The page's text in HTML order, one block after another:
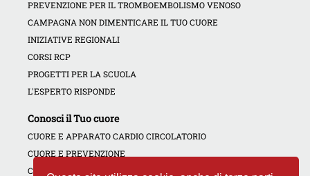
PREVENZIONE PER IL TROMBOEMBOLISMO VENOSO
CAMPAGNA NON DIMENTICARE IL TUO CUORE
INIZIATIVE REGIONALI
CORSI RCP
PROGETTI PER LA SCUOLA
L'ESPERTO RISPONDE
Conosci il Tuo cuore
CUORE E APPARATO CARDIO CIRCOLATORIO
CUORE E PREVENZIONE
CONTRATTACCO CARDIACO